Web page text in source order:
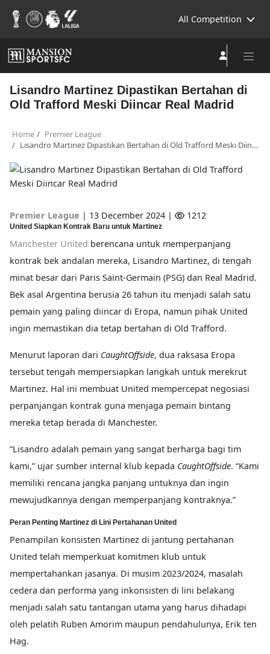
All Competition
Lisandro Martinez Dipastikan Bertahan di
Old Trafford Meski Diincar Real Madrid
Home
Premier League
Lisandro Martinez Dipastikan Bertahan di Old Trafford Meski Diincar Real Madrid
Premier League | 13 December 2024 | 1212
United Siapkan Kontrak Baru untuk Martinez
Manchester United berencana untuk memperpanjang
kontrak bek andalan mereka, Lisandro Martinez, di tengah
minat besar dari Paris Saint-Germain (PSG) dan Real Madrid.
Bek asal Argentina berusia 26 tahun itu menjadi salah satu
pemain yang paling diincar di Eropa, namun pihak United
ingin memastikan dia tetap bertahan di Old Trafford.
Menurut laporan dari CaughtOffside, dua raksasa Eropa
tersebut tengah mempersiapkan langkah untuk merekrut
Martinez. Hal ini membuat United mempercepat negosiasi
perpanjangan kontrak guna menjaga pemain bintang
mereka tetap berada di Manchester.
“Lisandro adalah pemain yang sangat berharga bagi tim
kami,” ujar sumber internal klub kepada CaughtOffside. “Kami
memiliki rencana jangka panjang untuknya dan ingin
mewujudkannya dengan memperpanjang kontraknya.”
Peran Penting Martinez di Lini Pertahanan United
Penampilan konsisten Martinez di jantung pertahanan
United telah memperkuat komitmen klub untuk
mempertahankan jasanya. Di musim 2023/2024, masalah
cedera dan performa yang inkonsisten di lini belakang
menjadi salah satu tantangan utama yang harus dihadapi
oleh pelatih Ruben Amorim maupun pendahulunya, Erik ten
Hag.